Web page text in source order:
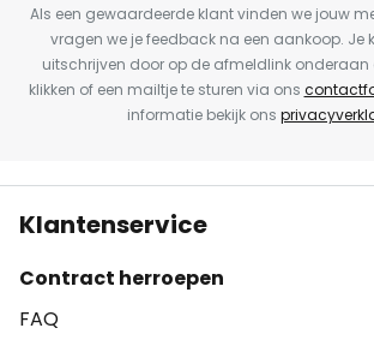
Als een gewaardeerde klant vinden we jouw
vragen we je feedback na een aankoop. Je
uitschrijven door op de afmeldlink onderaan
klikken of een mailtje te sturen via ons
informatie bekijk ons
Klantenservice
Contract herroepen
FAQ